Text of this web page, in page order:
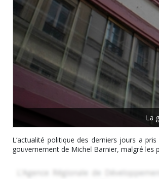
La
L’actualité politique des derniers jours a
gouvernement de Michel Barnier, malgré les